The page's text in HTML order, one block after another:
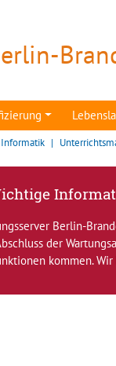
Informatik
Berlin-
der
kommen.